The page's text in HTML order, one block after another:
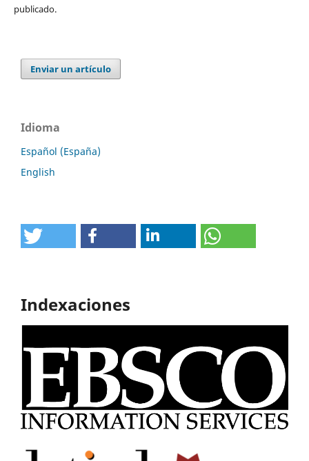
publicado.
Enviar un artículo
Idioma
Español (España)
English
Indexaciones